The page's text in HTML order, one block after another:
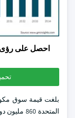
احصل على رؤى
بلغت قيمة سوق